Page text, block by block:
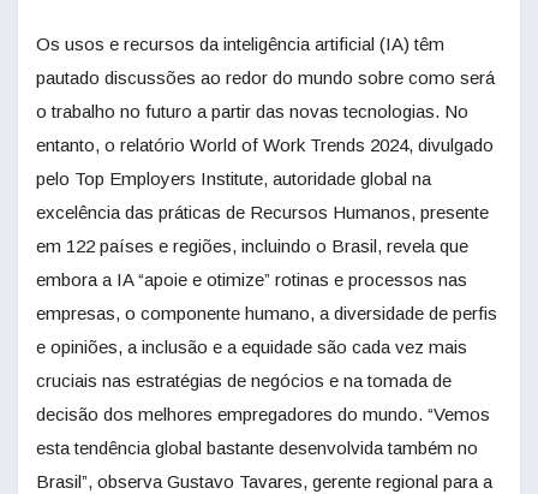
Os usos e recursos da inteligência artificial (IA) têm
pautado discussões ao redor do mundo sobre como será
o trabalho no futuro a partir das novas tecnologias. No
entanto, o relatório World of Work Trends 2024, divulgado
pelo Top Employers Institute, autoridade global na
excelência das práticas de Recursos Humanos, presente
em 122 países e regiões, incluindo o Brasil, revela que
embora a IA “apoie e otimize” rotinas e processos nas
empresas, o componente humano, a diversidade de perfis
e opiniões, a inclusão e a equidade são cada vez mais
cruciais nas estratégias de negócios e na tomada de
decisão dos melhores empregadores do mundo. “Vemos
esta tendência global bastante desenvolvida também no
Brasil”, observa Gustavo Tavares, gerente regional para a